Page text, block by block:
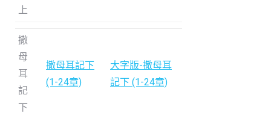
上
撒
母
耳
記
下
撒母耳記下
(1-24章)
大字版-撒母耳
記下 (1-24章)